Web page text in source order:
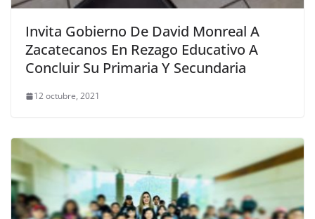
Invita Gobierno De David Monreal A
Zacatecanos En Rezago Educativo A
Concluir Su Primaria Y Secundaria
12 octubre, 2021